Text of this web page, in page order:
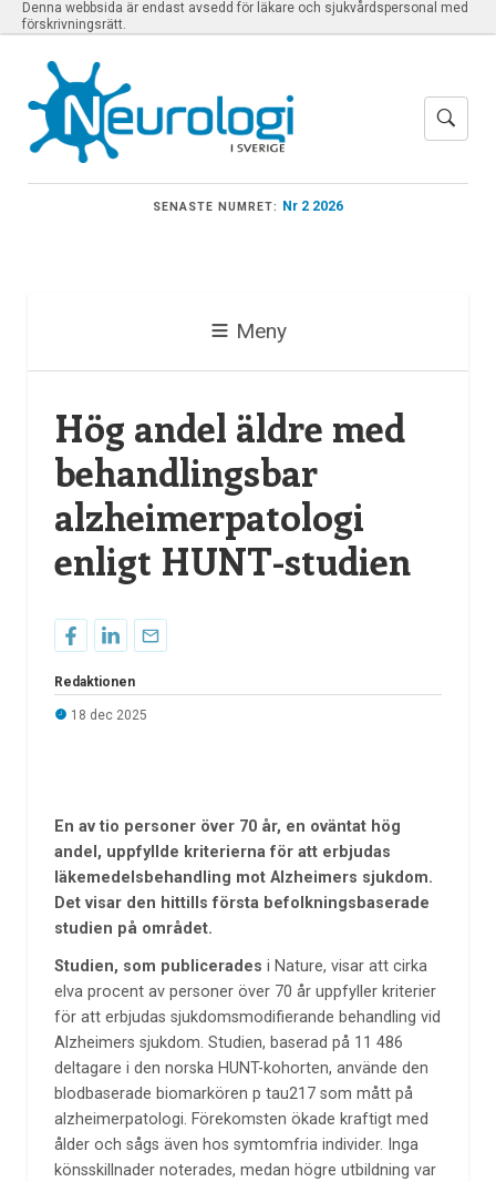
Denna webbsida är endast avsedd för läkare och sjukvårdspersonal med
förskrivningsrätt.
SENASTE NUMRET: Nr 2 2026
Meny
Hög andel äldre med
behandlingsbar
alzheimerpatologi
enligt HUNT-studien
Redaktionen
18 dec 2025
En av tio personer över 70 år, en oväntat hög
andel, uppfyllde kriterierna för att erbjudas
läkemedelsbehandling mot Alzheimers sjukdom.
Det visar den hittills första befolkningsbaserade
studien på området.
Studien, som publicerades i Nature, visar att cirka
elva procent av personer över 70 år uppfyller kriterier
för att erbjudas sjukdomsmodifierande behandling vid
Alzheimers sjukdom. Studien, baserad på 11 486
deltagare i den norska HUNT-kohorten, använde den
blodbaserade biomarkören p tau217 som mått på
alzheimerpatologi. Förekomsten ökade kraftigt med
ålder och sågs även hos symtomfria individer. Inga
könsskillnader noterades, medan högre utbildning var